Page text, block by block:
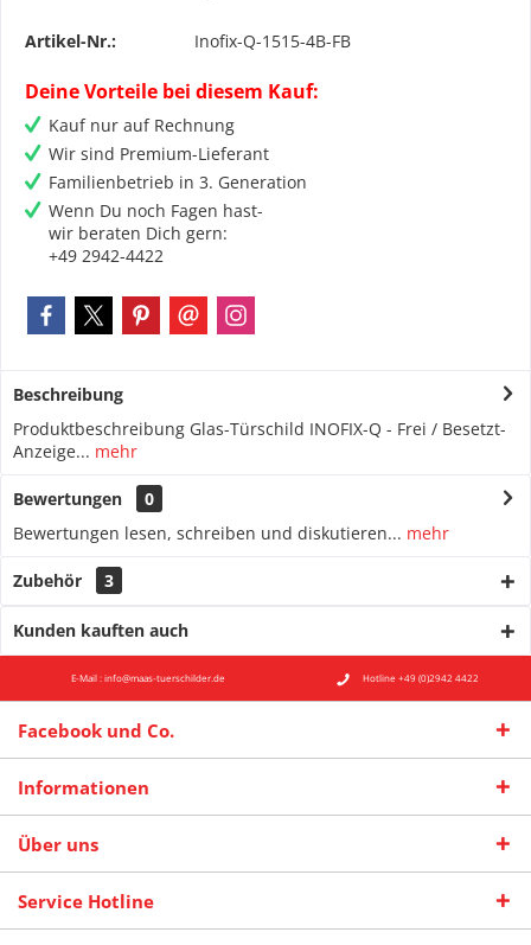
Artikel-Nr.: Inofix-Q-1515-4B-FB
Deine Vorteile bei diesem Kauf:
Kauf nur auf Rechnung
Wir sind Premium-Lieferant
Familienbetrieb in 3. Generation
Wenn Du noch Fagen hast-
wir beraten Dich gern:
+49 2942-4422
Beschreibung
Produktbeschreibung Glas-Türschild INOFIX-Q - Frei / Besetzt-
Anzeige... mehr
Bewertungen
0
Bewertungen lesen, schreiben und diskutieren... mehr
Zubehör 3
Kunden kauften auch
E-Mail : info@maas-tuerschilder.de Hotline +49 (0)2942 4422
Facebook und Co.
Informationen
Über uns
Service Hotline